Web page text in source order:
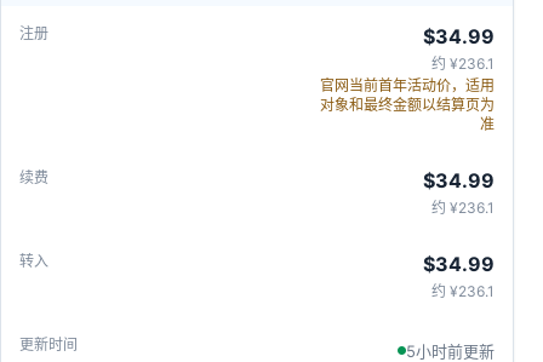
$34.99
约 ¥236.1
官网当前首年活动价，适用
对象和最终金额以结算页为
准
$34.99
约 ¥236.1
$34.99
约 ¥236.1
5小时前更新